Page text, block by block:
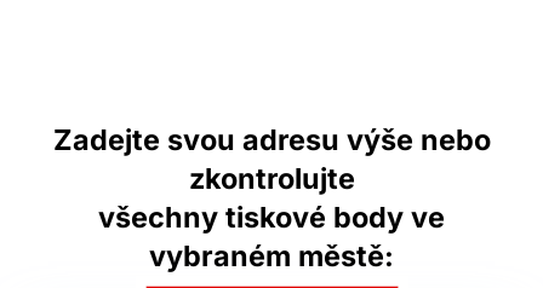
Zadejte svou adresu výše nebo
zkontrolujte
všechny tiskové body ve
vybraném městě: